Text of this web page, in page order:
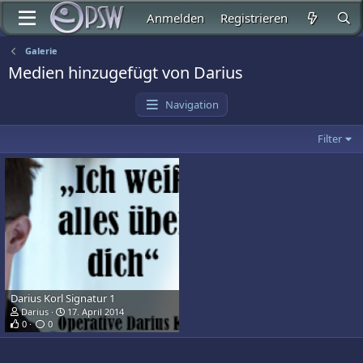
Anmelden Registrieren
Galerie
Medien hinzugefügt von Darius
Navigation
Filter
Darius Korl Signatur 1
Darius
17. April 2014
0
0